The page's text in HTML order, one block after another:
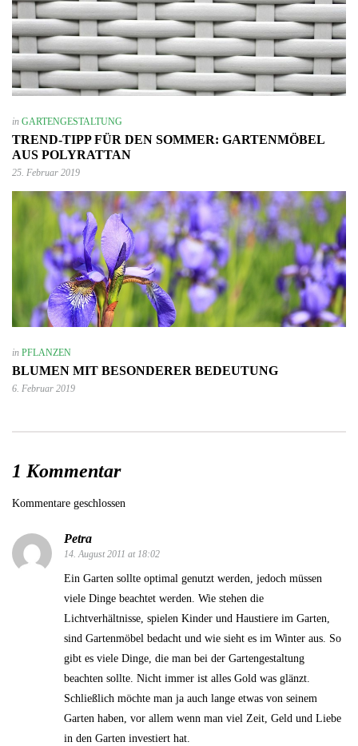
in GARTENGESTALTUNG
TREND-TIPP FÜR DEN SOMMER: GARTENMÖBEL
AUS POLYRATTAN
25. Februar 2019
in PFLANZEN
BLUMEN MIT BESONDERER BEDEUTUNG
6. Februar 2019
1 Kommentar
Kommentare geschlossen
Petra
14. August 2011 at 18:02
Ein Garten sollte optimal genutzt werden, jedoch müssen
viele Dinge beachtet werden. Wie stehen die
Lichtverhältnisse, spielen Kinder und Haustiere im Garten,
sind Gartenmöbel bedacht und wie sieht es im Winter aus. So
gibt es viele Dinge, die man bei der Gartengestaltung
beachten sollte. Nicht immer ist alles Gold was glänzt.
Schließlich möchte man ja auch lange etwas von seinem
Garten haben, vor allem wenn man viel Zeit, Geld und Liebe
in den Garten investiert hat.